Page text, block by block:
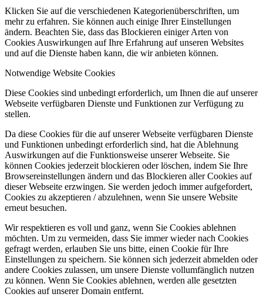
Klicken Sie auf die verschiedenen Kategorienüberschriften, um
mehr zu erfahren. Sie können auch einige Ihrer Einstellungen
ändern. Beachten Sie, dass das Blockieren einiger Arten von
Cookies Auswirkungen auf Ihre Erfahrung auf unseren Websites
und auf die Dienste haben kann, die wir anbieten können.
Notwendige Website Cookies
Diese Cookies sind unbedingt erforderlich, um Ihnen die auf unserer
Webseite verfügbaren Dienste und Funktionen zur Verfügung zu
stellen.
Da diese Cookies für die auf unserer Webseite verfügbaren Dienste
und Funktionen unbedingt erforderlich sind, hat die Ablehnung
Auswirkungen auf die Funktionsweise unserer Webseite. Sie
können Cookies jederzeit blockieren oder löschen, indem Sie Ihre
Browsereinstellungen ändern und das Blockieren aller Cookies auf
dieser Webseite erzwingen. Sie werden jedoch immer aufgefordert,
Cookies zu akzeptieren / abzulehnen, wenn Sie unsere Website
erneut besuchen.
Wir respektieren es voll und ganz, wenn Sie Cookies ablehnen
möchten. Um zu vermeiden, dass Sie immer wieder nach Cookies
gefragt werden, erlauben Sie uns bitte, einen Cookie für Ihre
Einstellungen zu speichern. Sie können sich jederzeit abmelden oder
andere Cookies zulassen, um unsere Dienste vollumfänglich nutzen
zu können. Wenn Sie Cookies ablehnen, werden alle gesetzten
Cookies auf unserer Domain entfernt.